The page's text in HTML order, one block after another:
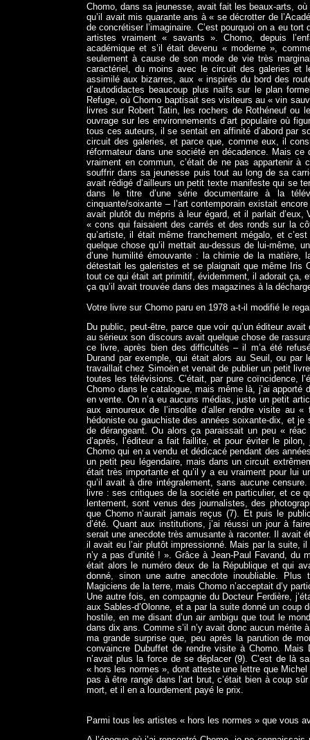
Chomo, dans sa jeunesse, avait fait les beaux-arts,
qu’il avait mis quarante ans à « se décrotter de
de concrétiser l’imaginaire. C’est pourquoi on a eu
artistes vraiment « savants ». Chomo, depuis
académique et s’il était devenu « moderne »,
seulement à cause de son mode de vie très
caractériel, du moins avec le circuit des galeries et
assimilé aux bizarres, aux « inspirés du bord des
d’autodidactes beaucoup plus naïfs sur le plan
Refuge, où Chomo baptisait ses visiteurs au « vin
livres sur Robert Tatin, les rochers de Rothéneuf
ouvrage sur les environnements d’art populaire où
tous ces auteurs, il se sentait en affinité d’abord par
circuit des galeries, et parce que, comme eux, il
réformateur dans une société en décadence. Mais
vraiment en commun, c’était de ne pas appartenir
souffrir dans sa jeunesse puis tout au long de sa
avait rédigé d’ailleurs un petit texte manifeste qui se
dans le titre d’une série documentaire à la
cinquante/soixante – l’art contemporain existait
avait plutôt du mépris à leur égard, et il parlait d’eux,
« cons qui faisaient des carrés et des ronds sur la
qu’artiste, il était même franchement mégalo, et
quelque chose qu’il mettait au-dessus de lui-même,
d’une humilité émouvante : la chimie de la
détestait les galeristes et se plaignait que même Iris
tout ce qui était art primitif, évidemment, il adorait ça,
ça qu’il avait trouvée dans des magazines à la
Votre livre sur Chomo paru en 1978 a-t-il modifié le
Du public, peut-être, parce que voir qu’un éditeur
au sérieux son discours avait quelque chose de
ce livre, après bien des difficultés – il m’a été
Durand par exemple, qui était alors au Seuil, ou par
travaillait chez Simoën et venait de publier un petit
toutes les télévisions. C’était, par pure coïncidence,
Chomo dans le catalogue, mais même là, j’ai
en vente. On n’a eu aucuns médias, juste un petit
aux amoureux de l’insolite d’aller rendre visite au
hédoniste ou gauchiste des années soixante-dix, et
de dérangeant. Ou alors ça paraissait un peu «
d’après, l’éditeur a fait faillite, et pour éviter le
Chomo qui en a vendu et dédicacé pendant des
un petit peu légendaire, mais dans un circuit
était très importante et qu’il y a eu vraiment pour lui
qu’il avait à dire intégralement, sans aucune
livre : ses critiques de la société en particulier, et ce
lentement, sont venus des journalistes, des
que Chomo n’aurait jamais reçus (7). Et puis le
d’été. Quant aux institutions, j’ai réussi un jour à
serait une anecdote très amusante à raconter. Il avait
il avait eu l’air plutôt impressionné. Mais par la suite,
n’y a pas d’unité ! ». Grâce à Jean-Paul Favand,
était alors le numéro deux de la République et qui
donné, sinon une autre anecdote inoubliable.
Magiciens de la terre, mais Chomo n’acceptait d’y
Une autre fois, en compagnie du Docteur Ferdière,
aux Sables-d’Olonne, et a par la suite donné un coup
hostile, en me disant d’un air ambigu que tout le
dans dix ans. Comme s’il n’y avait donc aucun mérite
ma grande surprise que, peu après la parution de
convaincre Dubuffet de rendre visite à Chomo.
n’avait plus la force de se déplacer (9). C’est de là
« hors les normes », dont atteste une lettre que Michel
pas à être rangé dans l’art brut, c’était bien à coup
mort, et il en a lourdement payé le prix.
Parmi tous les artistes « hors les normes » que vous